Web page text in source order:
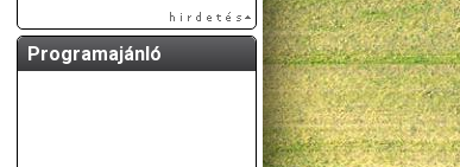
Programajánló